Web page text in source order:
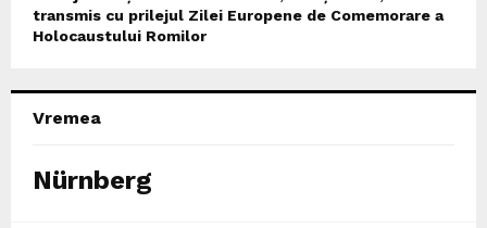
transmis cu prilejul Zilei Europene de Comemorare a
Holocaustului Romilor
Vremea
Nürnberg